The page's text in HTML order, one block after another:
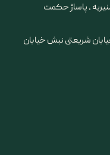
، پاساژ حکمت
شریعتی نبش خیابان